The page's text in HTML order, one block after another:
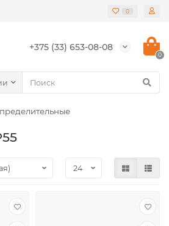
0
+375 (33) 653-08-08
0